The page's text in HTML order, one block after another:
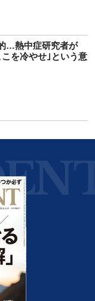
…熱中症研究者が
を冷やせ｣という意